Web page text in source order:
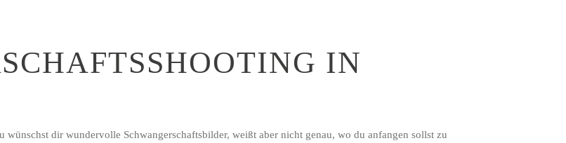
IN
dir wundervolle Schwangerschaftsbilder, weißt aber nicht genau, wo du anfangen sollst zu